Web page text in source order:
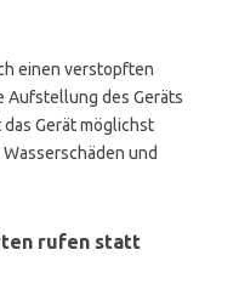
einen verstopften
Aufstellung des Geräts
Gerät möglichst
und
rufen statt